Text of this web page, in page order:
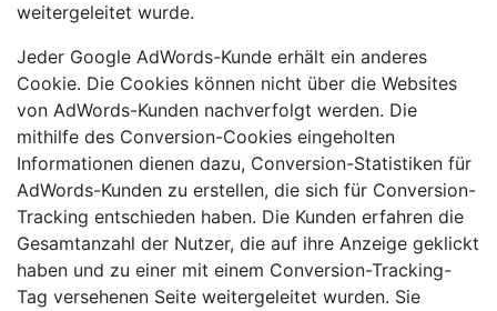
weitergeleitet wurde.
Jeder Google AdWords-Kunde erhält ein anderes
Cookie. Die Cookies können nicht über die Websites
von AdWords-Kunden nachverfolgt werden. Die
mithilfe des Conversion-Cookies eingeholten
Informationen dienen dazu, Conversion-Statistiken für
AdWords-Kunden zu erstellen, die sich für Conversion-
Tracking entschieden haben. Die Kunden erfahren die
Gesamtanzahl der Nutzer, die auf ihre Anzeige geklickt
haben und zu einer mit einem Conversion-Tracking-
Tag versehenen Seite weitergeleitet wurden. Sie